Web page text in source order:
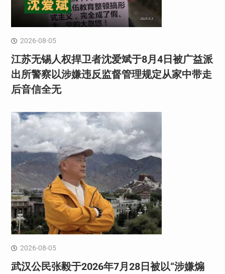
2026-08-05
江苏无锡人权捍卫者沈爱斌于8月4日被广益派
出所警察以涉嫌违反监督管理规定从家中带走
后音信全无
2026-08-05
武汉公民张毅于2026年7月28日被以“涉嫌煽